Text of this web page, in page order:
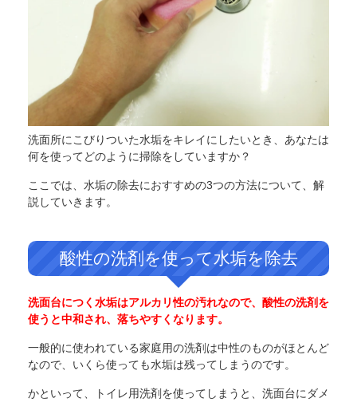
洗面所にこびりついた水垢をキレイにしたいとき、あなたは
何を使ってどのように掃除をしていますか？
ここでは、水垢の除去におすすめの3つの方法について、解
説していきます。
酸性の洗剤を使って水垢を除去
洗面台につく水垢はアルカリ性の汚れなので、酸性の洗剤を
使うと中和され、落ちやすくなります。
一般的に使われている家庭用の洗剤は中性のものがほとんど
なので、いくら使っても水垢は残ってしまうのです。
かといって、トイレ用洗剤を使ってしまうと、洗面台にダメ